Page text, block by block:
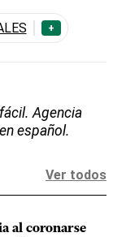
+
Agencia
español.
Ver todos
al coronarse